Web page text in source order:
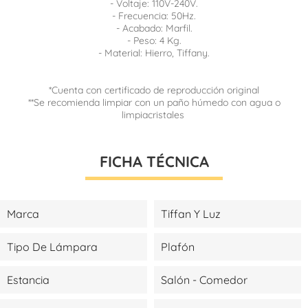
- Voltaje: 110V-240V.
- Frecuencia: 50Hz.
- Acabado: Marfil.
- Peso: 4 Kg.
- Material: Hierro, Tiffany.
*Cuenta con certificado de reproducción original
**Se recomienda limpiar con un paño húmedo con agua o
limpiacristales
FICHA TÉCNICA
Marca Tiffan Y Luz
Tipo De Lámpara Plafón
Estancia Salón - Comedor